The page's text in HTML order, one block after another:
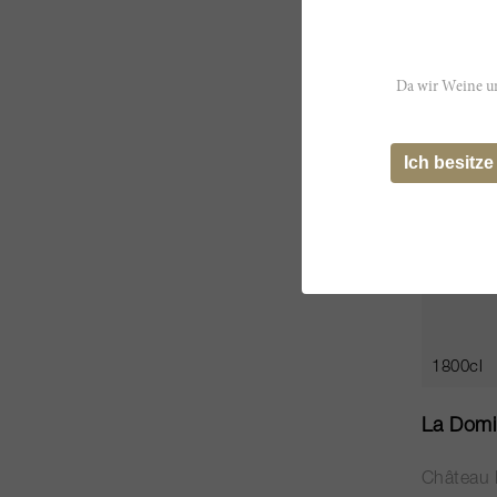
1800cl
La
Château
Da wir Weine
Ich